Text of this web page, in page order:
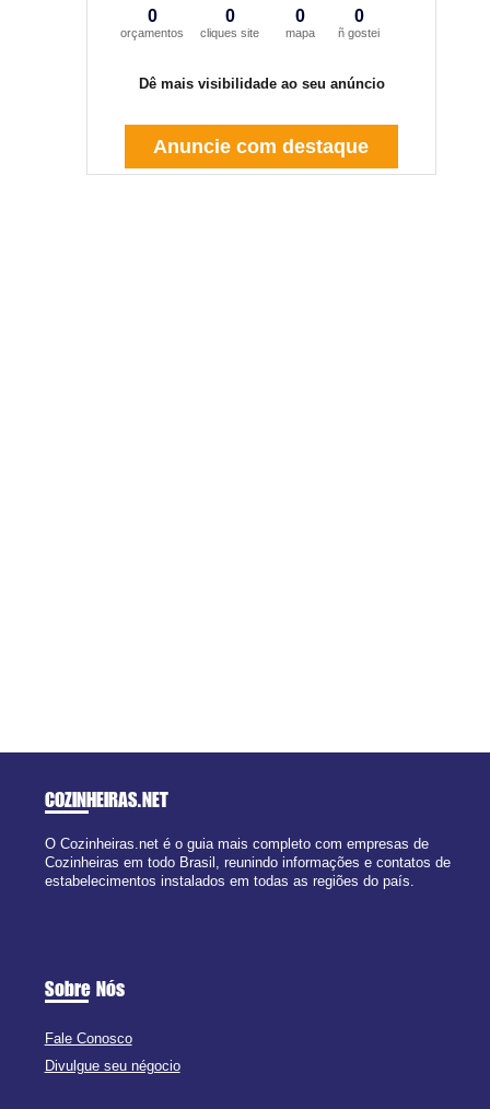
0
orçamentos
0
cliques site
0
mapa
0
ñ gostei
Dê mais visibilidade ao seu anúncio
Anuncie com destaque
COZINHEIRAS.NET
O Cozinheiras.net é o guia mais completo com empresas de
Cozinheiras em todo Brasil, reunindo informações e contatos de
estabelecimentos instalados em todas as regiões do país.
Sobre Nós
Fale Conosco
Divulgue seu négocio